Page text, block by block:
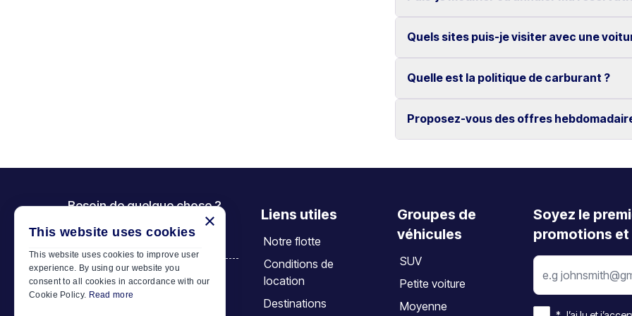
Non, tous nos véhicules bénéficient du
Oui, les modifications et annulations sont
L’annulation doit être effectuée au moins 2
Quels sites puis-je visiter avec une
Découvrez des lieux emblématiques tels
Quelle est la politique de carburant ?
Le véhicule doit être restitué avec le même
Proposez-vous des offres
Oui, nous proposons des tarifs
Besoin de quelque chose ?
Appelez-nous
+30 6944 833 391
Car Motor Plan
Liens utiles
Notre flotte
Conditions de
location
Destinations
Groupes de
véhicules
SUV
Petite voiture
Moyenne
Soyez le
promotions
×
This website uses cookies
This website uses cookies to improve user
experience. By using our website you
consent to all cookies in accordance with our
Cookie Policy. Read more